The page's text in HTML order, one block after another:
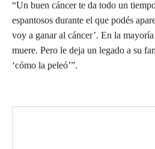
“Un buen cáncer te da todo un
espantosos durante el que podés
voy a ganar al cáncer’. En la
muere. Pero le deja un legado a su
‘cómo la peleó’”.